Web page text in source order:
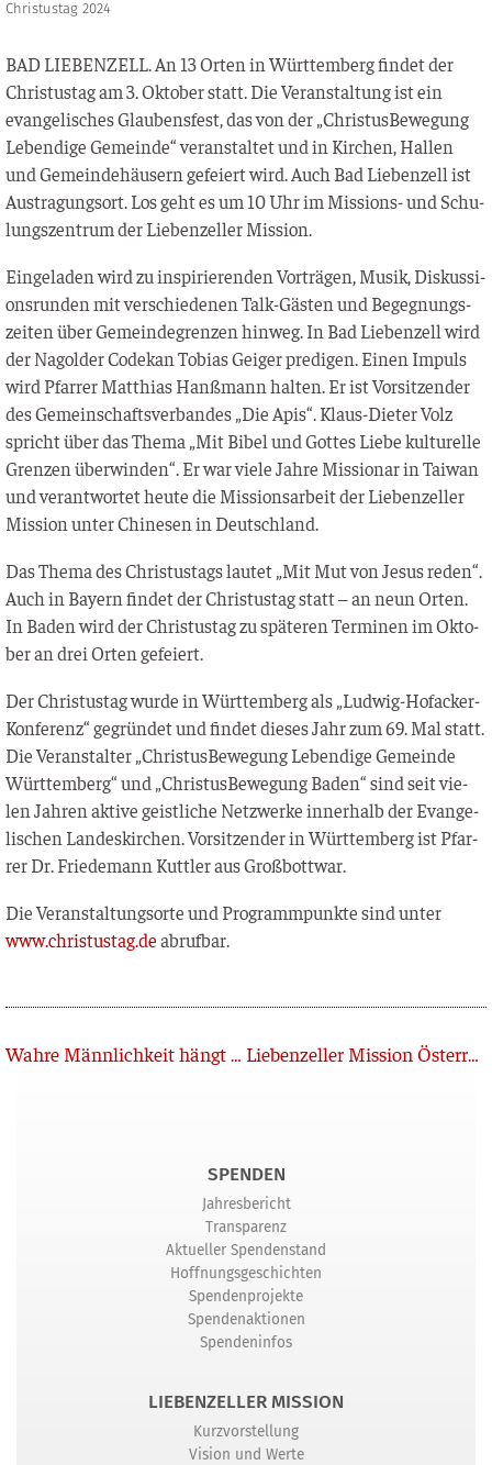
Christustag 2024
BAD LIEBENZELL. An 13 Orten in Würt­tem­berg fin­det der
Chris­tus­tag am 3. Okto­ber statt. Die Ver­an­stal­tung ist ein
evan­ge­li­sches Glau­bens­fest, das von der „Chris­tus­Be­we­gung
Leben­di­ge Gemein­de“ ver­an­stal­tet und in Kir­chen, Hal­len
und Gemein­de­häu­sern gefei­ert wird. Auch Bad Lie­ben­zell ist
Aus­tra­gungs­ort. Los geht es um 10 Uhr im Mis­si­ons- und Schu­
lungs­zen­trum der Lie­ben­zel­ler Mission.
Ein­ge­la­den wird zu inspi­rie­ren­den Vor­trä­gen, Musik, Dis­kus­si­
ons­run­den mit ver­schie­de­nen Talk-Gäs­ten und Begeg­nungs­
zei­ten über Gemein­de­gren­zen hin­weg. In Bad Lie­ben­zell wird
der Nagol­der Code­kan Tobi­as Gei­ger pre­di­gen. Einen Impuls
wird Pfar­rer Mat­thi­as Hanß­mann hal­ten. Er ist Vor­sit­zen­der
des Gemein­schafts­ver­ban­des „Die Apis“. Klaus-Die­ter Volz
spricht über das The­ma „Mit Bibel und Got­tes Lie­be kul­tu­rel­le
Gren­zen über­win­den“. Er war vie­le Jah­re Mis­sio­nar in Tai­wan
und ver­ant­wor­tet heu­te die Mis­si­ons­ar­beit der Lie­ben­zel­ler
Mis­si­on unter Chi­ne­sen in Deutschland.
Das The­ma des Chris­tus­tags lau­tet „Mit Mut von Jesus reden“.
Auch in Bay­ern fin­det der Chris­tus­tag statt – an neun Orten.
In Baden wird der Chris­tus­tag zu spä­te­ren Ter­mi­nen im Okto­
ber an drei Orten gefeiert.
Der Chris­tus­tag wur­de in Würt­tem­berg als „Lud­wig-Hof­acker-
Kon­fe­renz“ gegrün­det und fin­det die­ses Jahr zum 69. Mal statt.
Die Ver­an­stal­ter „Chris­tus­Be­we­gung Leben­di­ge Gemein­de
Würt­tem­berg“ und „Chris­tus­Be­we­gung Baden“ sind seit vie­
len Jah­ren akti­ve geist­li­che Netz­wer­ke inner­halb der Evan­ge­
li­schen Lan­des­kir­chen. Vor­sit­zen­der in Würt­tem­berg ist Pfar­
rer Dr. Frie­de­mann Kuttler aus Großbottwar.
Die Ver­an­stal­tungs­or­te und Pro­gramm­punk­te sind unter
www.christustag.deabrufbar.
Zurück Wahre Männlichkeit hängt nicht am Status Liebenzeller Mission Österreich hat neuen Leiter
SPENDEN
Jahresbericht
Transparenz
Aktueller Spendenstand
Hoffnungsgeschichten
Spendenprojekte
Spendenaktionen
Spendeninfos
LIEBENZELLER MISSION
Kurzvorstellung
Vision und Werte